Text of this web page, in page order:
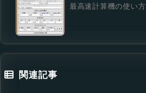
最高速計算機の使い方
関連記事